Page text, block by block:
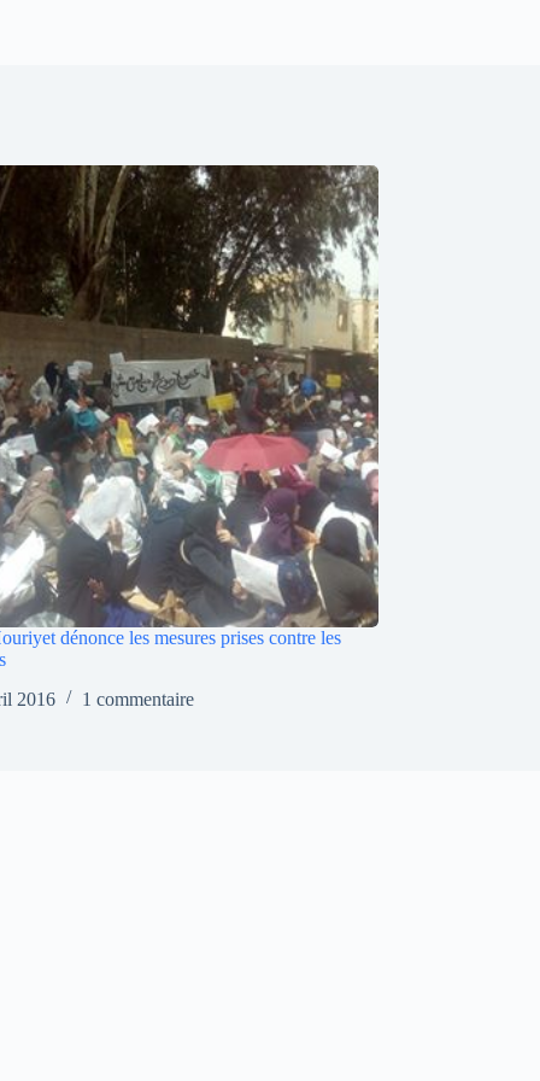
dénonce les mesures prises contre les
2016
1 commentaire